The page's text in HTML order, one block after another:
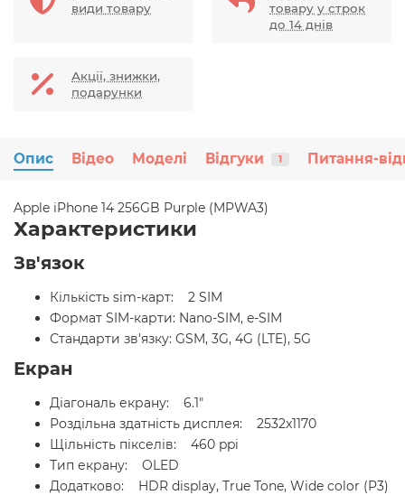
види товару
товару у строк
до 14 днів
Акції, знижки,
подарунки
Опис Відео Моделі Відгуки 1 Питання-
Apple iPhone 14 256GB Purple (MPWA3)
Характеристики
Зв'язок
Кількість sim-карт: 2 SIM
Формат SIM-карти: Nano-SIM, e-SIM
Стандарти зв'язку: GSM, 3G, 4G (LTE), 5G
Екран
Діагональ екрану: 6.1"
Роздільна здатність дисплея: 2532x1170
Щільність пікселів: 460 ppi
Тип екрану: OLED
Додатково: HDR display, True Tone, Wide color (P3)